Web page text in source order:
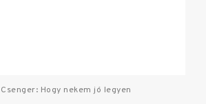
Hogy nekem jó legyen